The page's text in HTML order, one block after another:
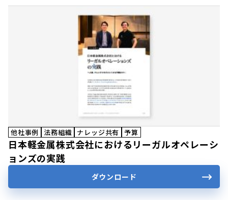
他社事例 法務組織 ナレッジ共有 予算
日本軽金属株式会社におけるリーガルオペレーシ
ョンズの実践
ダウンロード